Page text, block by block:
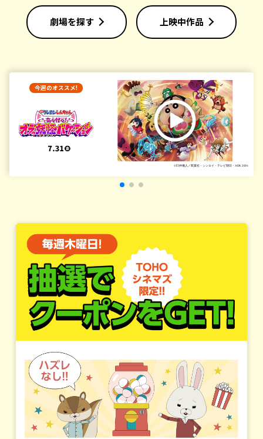
作品ついては、映画公式ホームページの記載内容をご確認いただくか、
下記お問い合わせフォームよりお問い合わせください。
劇場を探す 上映中作品
今週のオススメ!
©臼井儀人／双葉社・シンエイ・テレビ朝日・ADK 2026